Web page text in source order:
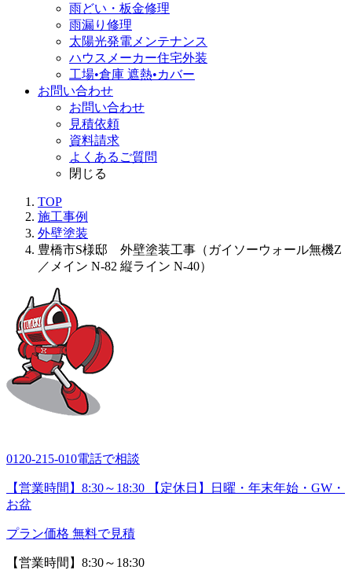
雨どい・板金修理
雨漏り修理
太陽光発電メンテナンス
ハウスメーカー住宅外装
工場•倉庫 遮熱•カバー
お問い合わせ
お問い合わせ
見積依頼
資料請求
よくあるご質問
閉じる
TOP
施工事例
外壁塗装
豊橋市S様邸 外壁塗装工事（ガイソーウォール無機Z
／メイン N-82 縦ライン N-40）
0120-215-010電話で相談
【営業時間】8:30～18:30 【定休日】日曜・年末年始・GW・
お盆
プラン価格 無料で見積
【営業時間】8:30～18:30